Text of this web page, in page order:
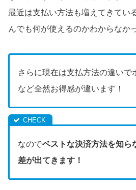
最近は支払い方法も増えてきてい
んでも何が使えるのかわからなか
さらに現在は支払方法の違いで
など全然お得感が違います！
なのでベストな決済方法を知ら
差が出てきます！